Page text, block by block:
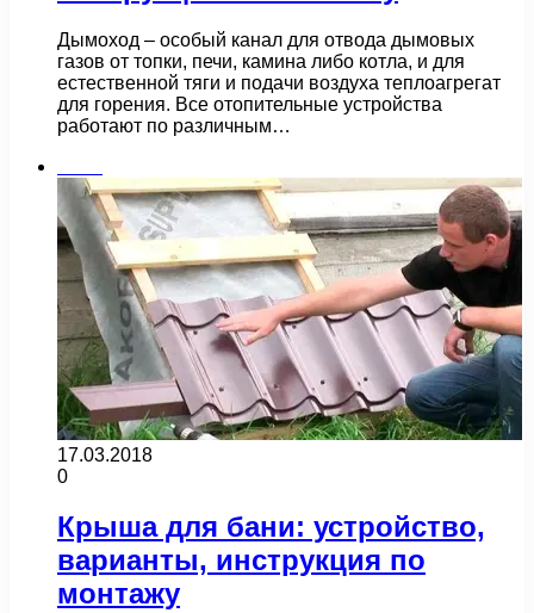
Дымоход – особый канал для отвода дымовых
газов от топки, печи, камина либо котла, и для
естественной тяги и подачи воздуха теплоагрегат
для горения. Все отопительные устройства
работают по различным…
17.03.2018
0
Крыша для бани: устройство,
варианты, инструкция по
монтажу